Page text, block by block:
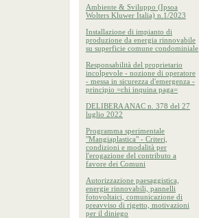
Ambiente & Sviluppo (Ipsoa
Wolters Kluwer Italia) n.1/2023
Installazione di impianto di
produzione da energia rinnovabile
su superficie comune condominiale
Responsabilità del proprietario
incolpevole - nozione di operatore
- messa in sicurezza d'emergenza -
principio =chi inquina paga=
DELIBERA ANAC n. 378 del 27
luglio 2022
Programma sperimentale
"Mangiaplastica" - Criteri,
condizioni e modalità per
l'erogazione del contributo a
favore dei Comuni
Autorizzazione paesaggistica,
energie rinnovabili, pannelli
fotovoltaici, comunicazione di
preavviso di rigetto, motivazioni
per il diniego